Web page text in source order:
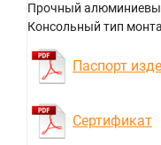
Прочный
Консольный тип
Паспорт
Сертификат